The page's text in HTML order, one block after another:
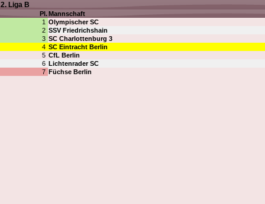
2. Liga B
Pl.Mannschaft
1 Olympischer SC
2 SSV Friedrichshain
3 SC Charlottenburg 3
4 SC Eintracht Berlin
5 CfL Berlin
6 Lichtenrader SC
7 Füchse Berlin